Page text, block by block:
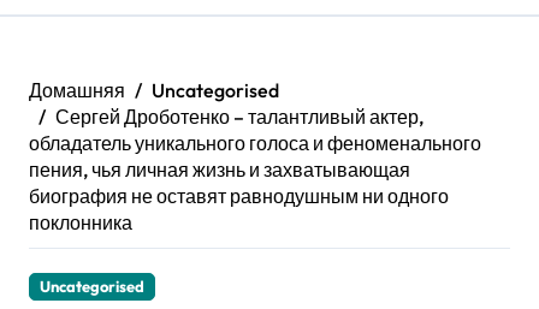
Домашняя
Uncategorised
Сергей Дроботенко – талантливый актер,
обладатель уникального голоса и феноменального
пения, чья личная жизнь и захватывающая
биография не оставят равнодушным ни одного
поклонника
Uncategorised